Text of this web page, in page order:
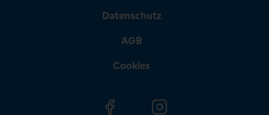
Datenschutz
AGB
Cookies